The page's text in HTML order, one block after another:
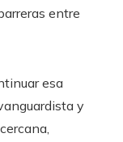
entre
esa
y